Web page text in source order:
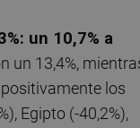
un 10,7% a
un 13,4%,
los
Egipto (-40,2%),